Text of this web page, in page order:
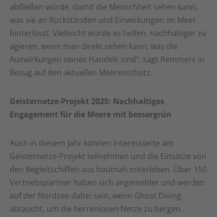
abfließen würde, damit die Menschheit sehen kann,
was sie an Rückständen und Einwirkungen im Meer
hinterlässt. Vielleicht würde es helfen, nachhaltiger zu
agieren, wenn man direkt sehen kann, was die
Auswirkungen seines Handels sind“, sagt Remmers in
Bezug auf den aktuellen Meeresschutz.
Geisternetze-Projekt 2025: Nachhaltiges
Engagement für die Meere mit bessergrün
Auch in diesem Jahr können Interessierte am
Geisternetze-Projekt teilnehmen und die Einsätze von
den Begleitschiffen aus hautnah miterleben. Über 150
Vertriebspartner haben sich angemeldet und werden
auf der Nordsee dabei sein, wenn Ghost Diving
abtaucht, um die herrenlosen Netze zu bergen.